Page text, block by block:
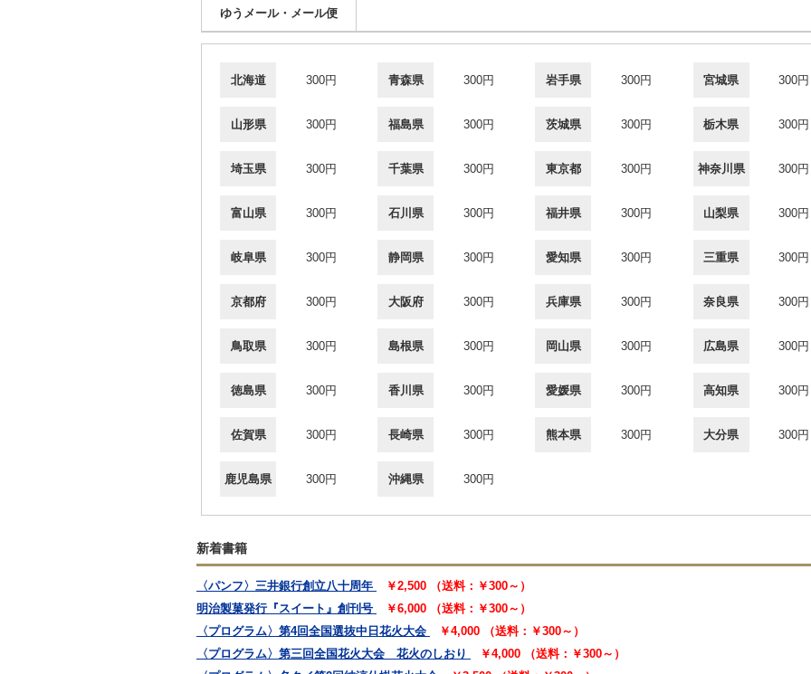
ゆうメール・メール便
北海道 300円 青森県 300円 岩手県 300円 宮城県 300円
山形県 300円 福島県 300円 茨城県 300円 栃木県 300円
埼玉県 300円 千葉県 300円 東京都 300円 神奈川県 300円
富山県 300円 石川県 300円 福井県 300円 山梨県 300円
岐阜県 300円 静岡県 300円 愛知県 300円 三重県 300円
京都府 300円 大阪府 300円 兵庫県 300円 奈良県 300円
鳥取県 300円 島根県 300円 岡山県 300円 広島県 300円
徳島県 300円 香川県 300円 愛媛県 300円 高知県 300円
佐賀県 300円 長崎県 300円 熊本県 300円 大分県 300円
鹿児島県 300円 沖縄県 300円
新着書籍
〈パンフ〉三井銀行創立八十周年
￥2,500 （送料：￥300～）
明治製菓発行『スイート』創刊号
￥6,000 （送料：￥300～）
〈プログラム〉第4回全国選抜中日花火大会
￥4,000 （送料：￥300～）
〈プログラム〉第三回全国花火大会 花火のしおり
￥4,000 （送料：￥300～）